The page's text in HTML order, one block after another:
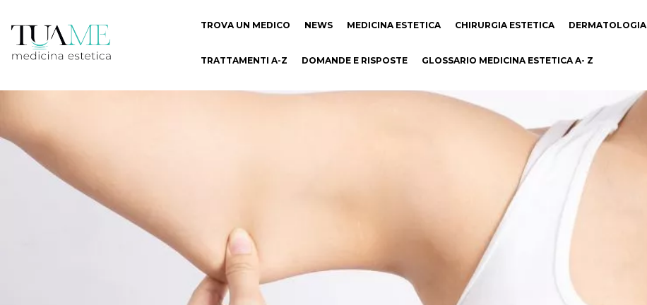
TROVA UN MEDICO NEWS MEDICINA ESTETICA CHIRURGIA ESTETICA DERMATOLOGIA
TRATTAMENTI A-Z DOMANDE E RISPOSTE GLOSSARIO MEDICINA ESTETICA A- Z